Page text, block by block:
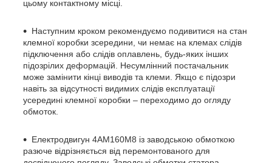
цьому контактному місці.
Наступним кроком рекомендуємо подивитися на стан
клемної коробки зсередини, чи немає на клемах слідів
підключення або слідів оплавлень, будь-яких інших
підозрілих деформацій. Несумлінний постачальник
може замінити кінці виводів та клеми. Якщо є підозри
навіть за відсутності видимих слідів експлуатації
усередині клемної коробки – переходимо до огляду
обмоток.
Електродвигун 4АМ160М8 із заводською обмоткою
разюче відрізняється від перемонтованого для